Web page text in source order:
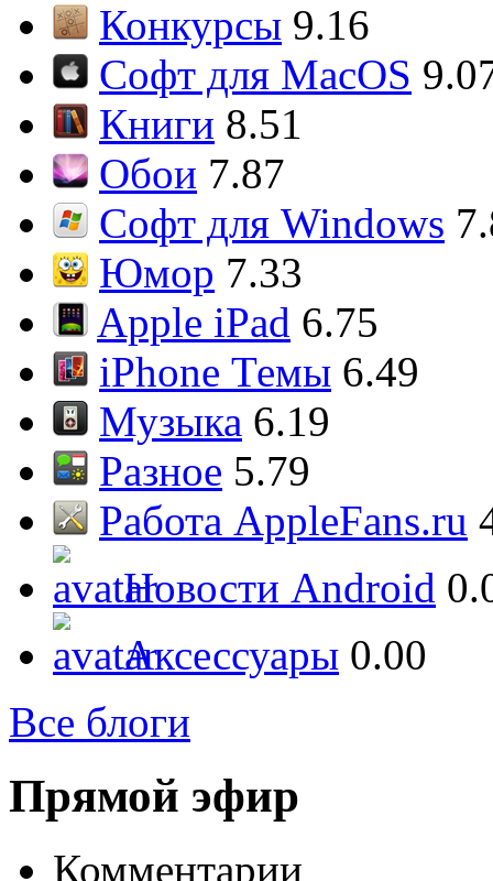
Конкурсы 9.16
Софт для MacOS
Книги 8.51
Обои 7.87
Софт для Windows
Юмор 7.33
Apple iPad 6.75
iPhone Темы 6.49
Музыка 6.19
Разное 5.79
Работа AppleFans.ru
Новости Android
Аксессуары 0.00
Все блоги
Прямой эфир
Комментарии